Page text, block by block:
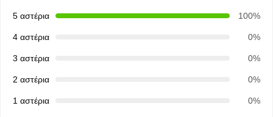
Σελίδα
5 αστέρια 100%
4 αστέρια 0%
3 αστέρια 0%
2 αστέρια 0%
1 αστέρια 0%